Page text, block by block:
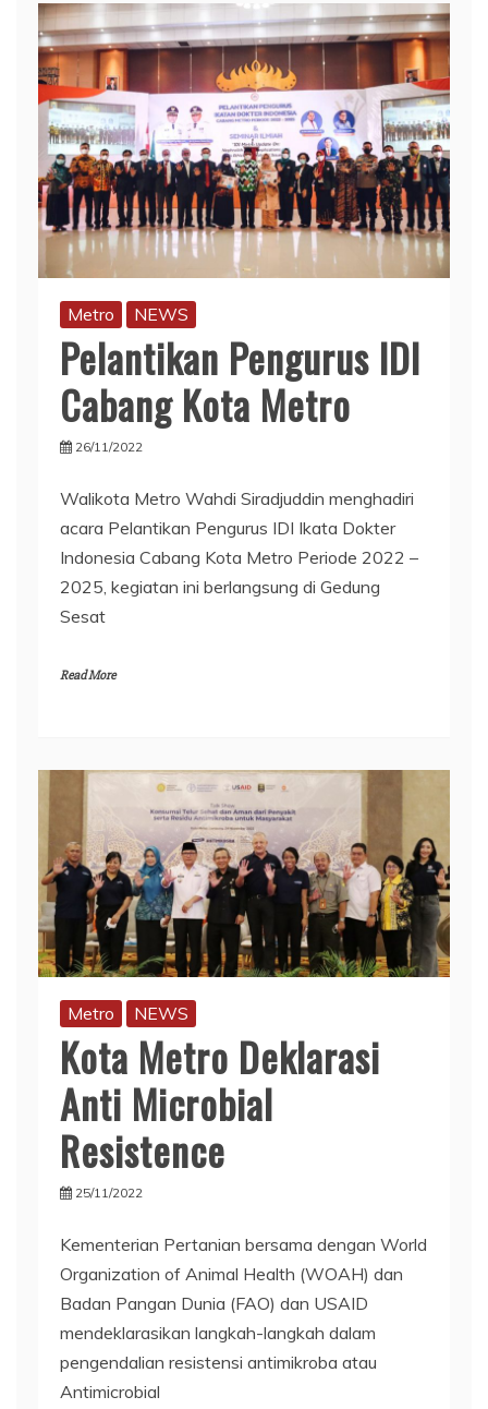
Metro NEWS
Pelantikan Pengurus IDI
Cabang Kota Metro
26/11/2022
Walikota Metro Wahdi Siradjuddin menghadiri
acara Pelantikan Pengurus IDI Ikata Dokter
Indonesia Cabang Kota Metro Periode 2022 –
2025, kegiatan ini berlangsung di Gedung
Sesat
Read More
Metro NEWS
Kota Metro Deklarasi
Anti Microbial
Resistence
25/11/2022
Kementerian Pertanian bersama dengan World
Organization of Animal Health (WOAH) dan
Badan Pangan Dunia (FAO) dan USAID
mendeklarasikan langkah-langkah dalam
pengendalian resistensi antimikroba atau
Antimicrobial